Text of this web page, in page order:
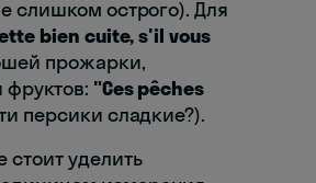
слишком острого). Для
bien cuite, s'il vous
прожарки,
фруктов: "Ces pêches
персики сладкие?).
уделить